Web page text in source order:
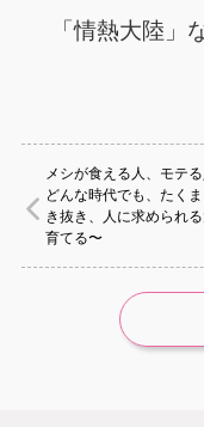
「情熱大陸」
メシが食える人、モテ
どんな時代でも、たく
き抜き、人に求められ
育てる〜